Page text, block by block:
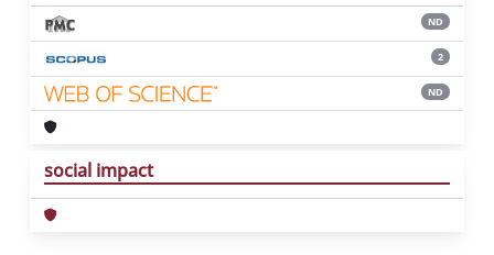
ND
2
ND
social impact